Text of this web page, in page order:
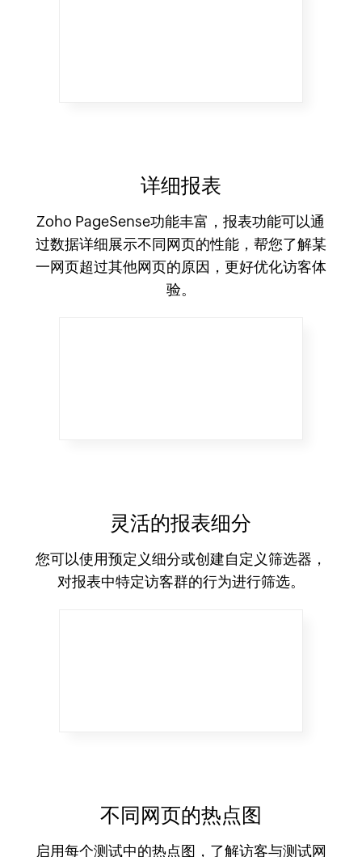
详细报表
Zoho PageSense功能丰富，报表功能可以通
过数据详细展示不同网页的性能，帮您了解某
一网页超过其他网页的原因，更好优化访客体
验。
灵活的报表细分
您可以使用预定义细分或创建自定义筛选器，
对报表中特定访客群的行为进行筛选。
不同网页的热点图
启用每个测试中的热点图，了解访客与测试网